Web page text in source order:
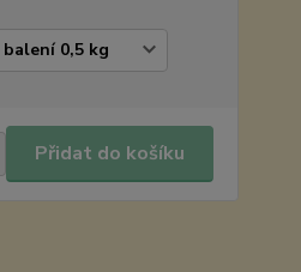
Přidat do košíku